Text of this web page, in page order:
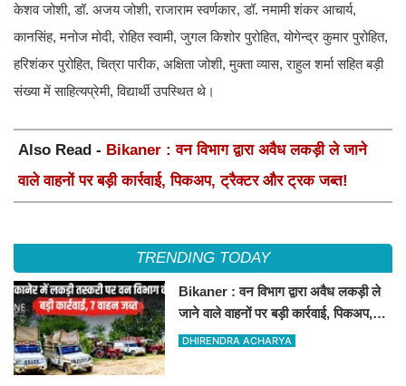
केशव जोशी, डॉ. अजय जोशी, राजाराम स्वर्णकार, डॉ. नमामी शंकर आचार्य,
कानसिंह, मनोज मोदी, रोहित स्वामी, जुगल किशोर पुरोहित, योगेन्द्र कुमार पुरोहित,
हरिशंकर पुरोहित, चित्रा पारीक, अक्षिता जोशी, मुक्ता व्यास, राहुल शर्मा सहित बड़ी
संख्या में साहित्यप्रेमी, विद्यार्थी उपस्थित थे।
Also Read - Bikaner : वन विभाग द्वारा अवैध लकड़ी ले जाने
वाले वाहनों पर बड़ी कार्रवाई, पिकअप, ट्रैक्टर और ट्रक जब्त!
TRENDING TODAY
Bikaner : वन विभाग द्वारा अवैध लकड़ी ले
जाने वाले वाहनों पर बड़ी कार्रवाई, पिकअप,
ट्रैक्टर और ट्रक जब्त!
DHIRENDRA ACHARYA